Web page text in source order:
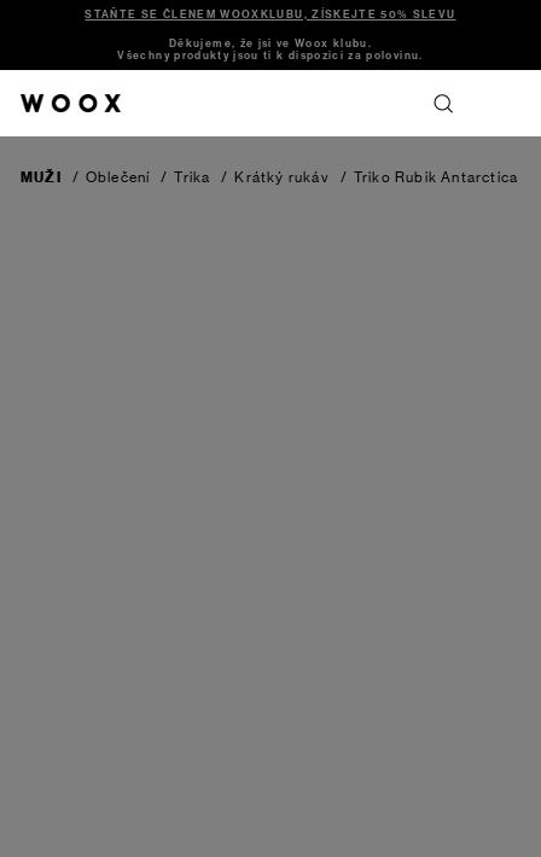
STAŇTE SE ČLENEM WOOXKLUBU, ZÍSKEJTE 50% SLEVU
Děkujeme, že jsi ve Woox klubu.
Všechny produkty jsou ti k dispozici za polovinu.
MUŽI / Oblečení / Trika / Krátký rukáv / Triko RubikAntarctica